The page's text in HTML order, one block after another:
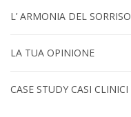
L’ ARMONIA DEL SORRISO
LA TUA OPINIONE
CASE STUDY CASI CLINICI